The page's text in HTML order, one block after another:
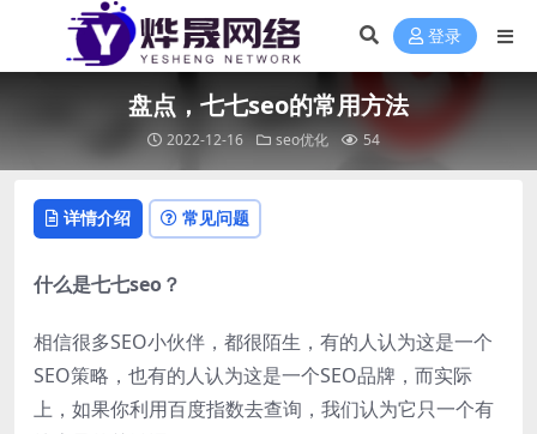
登录
盘点，七七seo的常用方法
2022-12-16 seo优化 54
详情介绍 常见问题
什么是七七seo？
相信很多SEO小伙伴，都很陌生，有的人认为这是一个
SEO策略，也有的人认为这是一个SEO品牌，而实际
上，如果你利用百度指数去查询，我们认为它只一个有